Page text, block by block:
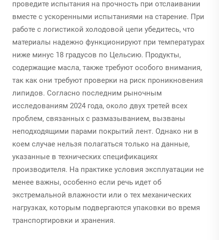
проведите испытания на прочность при отслаивании
вместе с ускоренными испытаниями на старение. При
работе с логистикой холодовой цепи убедитесь, что
материалы надежно функционируют при температурах
ниже минус 18 градусов по Цельсию. Продукты,
содержащие масла, также требуют особого внимания,
так как они требуют проверки на риск проникновения
липидов. Согласно последним рыночным
исследованиям 2024 года, около двух третей всех
проблем, связанных с размазыванием, вызваны
неподходящими парами покрытий лент. Однако ни в
коем случае нельзя полагаться только на данные,
указанные в технических спецификациях
производителя. На практике условия эксплуатации не
менее важны, особенно если речь идет об
экстремальной влажности или о тех механических
нагрузках, которым подвергаются упаковки во время
транспортировки и хранения.